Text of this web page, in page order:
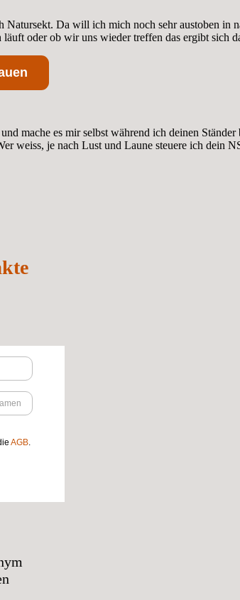
Natursekt. Da will ich mich noch sehr austoben in
läuft oder ob wir uns wieder treffen das ergibt sich
mache es mir selbst während ich deinen
weiss, je nach Lust und Laune steuere ich dein